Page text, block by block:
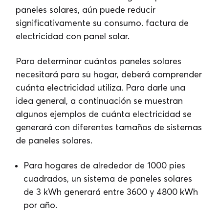
paneles solares, aún puede reducir
significativamente su consumo. factura de
electricidad con panel solar.
Para determinar cuántos paneles solares
necesitará para su hogar, deberá comprender
cuánta electricidad utiliza. Para darle una
idea general, a continuación se muestran
algunos ejemplos de cuánta electricidad se
generará con diferentes tamaños de sistemas
de paneles solares.
Para hogares de alrededor de 1000 pies
cuadrados, un sistema de paneles solares
de 3 kWh generará entre 3600 y 4800 kWh
por año.